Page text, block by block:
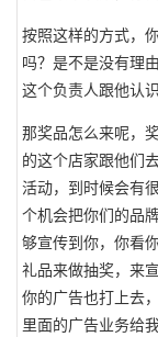
按照这样的方式，
吗？是不是没有理
这个负责人跟他认
那奖品怎么来呢，
的这个店家跟他们
活动，到时候会有
个机会把你们的品
够宣传到你，你看
礼品来做抽奖，来
你的广告也打上去
里面的广告业务给